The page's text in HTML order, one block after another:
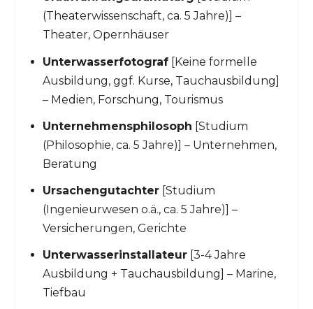
(Theaterwissenschaft, ca. 5 Jahre)] –
Theater, Opernhäuser
Unterwasserfotograf[Keine formelle
Ausbildung, ggf. Kurse, Tauchausbildung]
– Medien, Forschung, Tourismus
Unternehmensphilosoph [Studium
(Philosophie, ca. 5 Jahre)] – Unternehmen,
Beratung
Ursachengutachter[Studium
(Ingenieurwesen o.ä., ca. 5 Jahre)] –
Versicherungen, Gerichte
Unterwasserinstallateur[3-4 Jahre
Ausbildung + Tauchausbildung] – Marine,
Tiefbau